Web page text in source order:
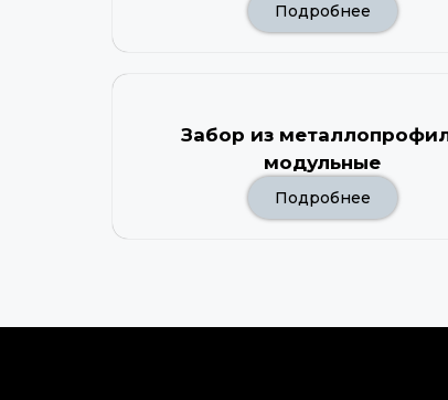
Подробнее
Забор из
модульные
Подробнее